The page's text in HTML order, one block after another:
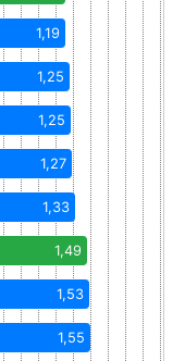
1,19
1,25
1,25
1,27
1,33
1,49
1,53
1,55